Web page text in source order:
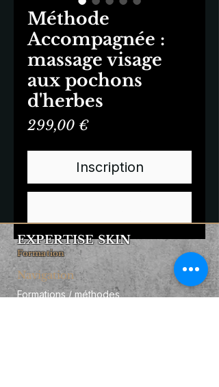
Méthode
Accompagnée :
massage visage
aux pochons
d'herbes
299,00 €Prix
Inscription
EXPERTISE SKIN
Formation
Navigation
Formations / méthodes